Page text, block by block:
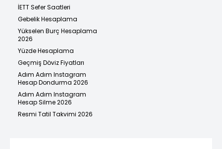
İETT Sefer Saatleri
Gebelik Hesaplama
Yükselen Burç Hesaplama
2026
Yüzde Hesaplama
Geçmiş Döviz Fiyatları
Adım Adım Instagram
Hesap Dondurma 2026
Adım Adım Instagram
Hesap Silme 2026
Resmi Tatil Takvimi 2026